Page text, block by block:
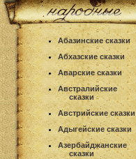
Абазинские сказки
Абхазские сказки
Аварские сказки
Австралийские
сказки
Австрийские сказки
Адыгейские сказки
Азербайджанские
сказки